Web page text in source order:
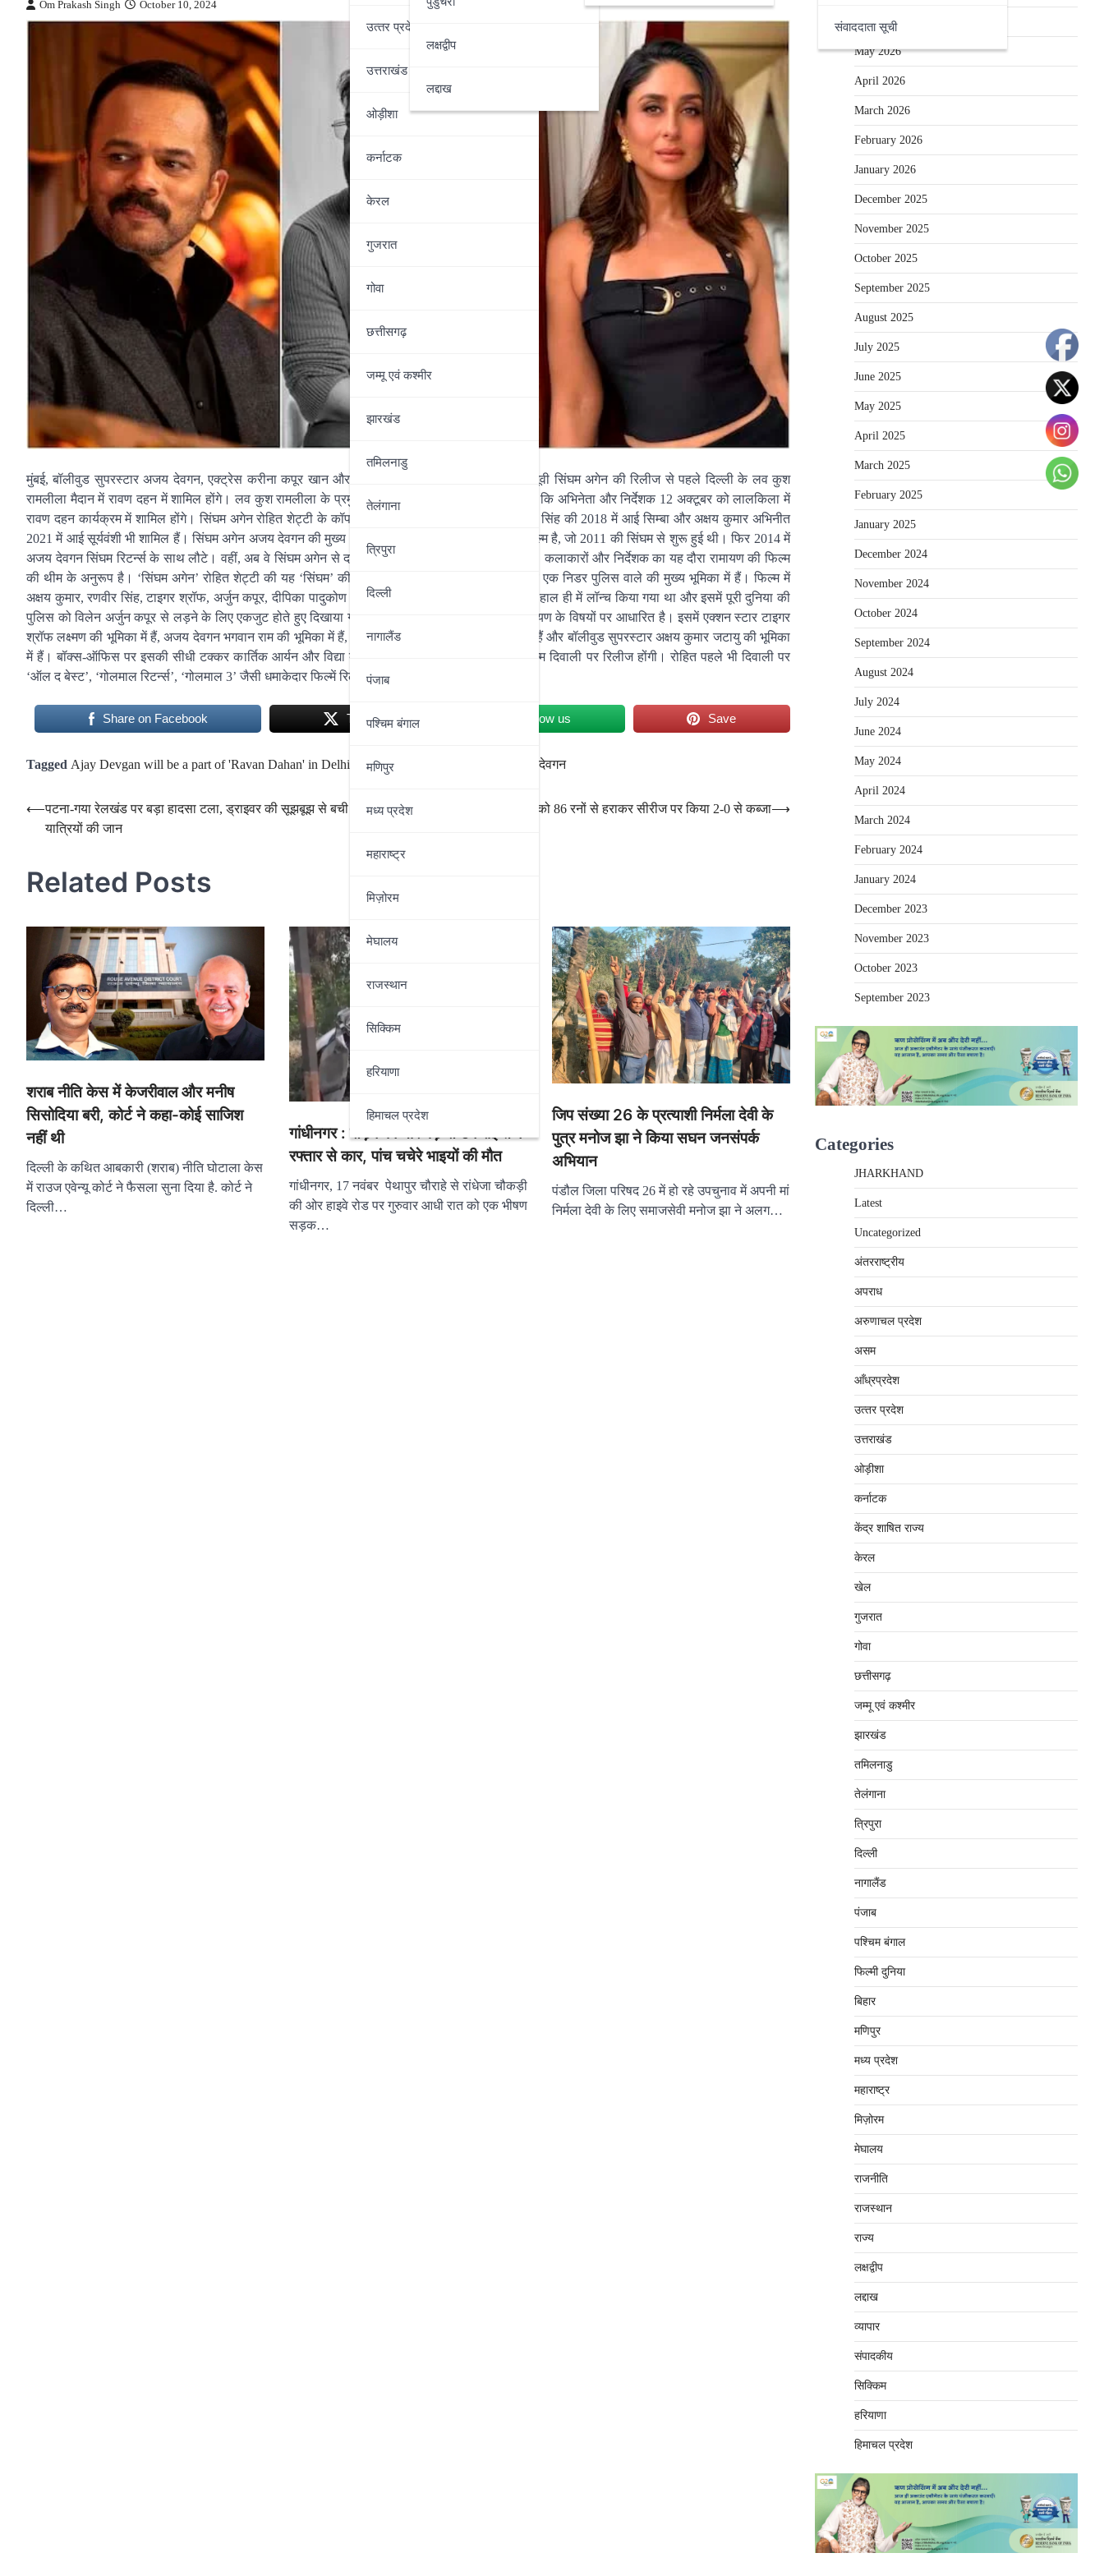
उत्‍तर प्रदेश
उत्तराखंड
ओड़ीशा
कर्नाटक
केरल
गुजरात
गोवा
छत्तीसगढ़
जम्‍मू एवं कश्‍मीर
झारखंड
तमिलनाडु
तेलंगाना
त्रिपुरा
दिल्‍ली
नागालैंड
पंजाब
पश्चिम बंगाल
मणिपुर
मध्‍य प्रदेश
महाराष्‍ट्र
मिज़ोरम
मेघालय
राजस्थान
सिक्किम
हरियाणा
हिमाचल प्रदेश
लक्षद्वीप
लद्दाख
संवाददाता सूची
Om Prakash Singh October 10, 2024
मुंबई, बॉलीवुड सुपरस्टार अजय देवगन, एक्ट्रेस करीना कपूर खान और निर्देशक रोहित शेट्टी अपनी अपकमिंग मूवी सिंघम अगेन की रिलीज से पहले दिल्ली के लव कुश
रामलीला मैदान में रावण दहन में शामिल होंगे। लव कुश रामलीला के प्रमुख अर्जुन कुमार ने आईएएनएस को बताया कि अभिनेता और निर्देशक 12 अक्टूबर को लालकिला में
रावण दहन कार्यक्रम में शामिल होंगे। सिंघम अगेन रोहित शेट्टी के कॉप यूनिवर्स का पांचवां भाग है, जिसमें रणवीर सिंह की 2018 में आई सिम्बा और अक्षय कुमार अभिनीत
2021 में आई सूर्यवंशी भी शामिल हैं। सिंघम अगेन अजय देवगन की मुख्य भूमिका वाली सिंघम सीरीज की तीसरी फिल्म है, जो 2011 की सिंघम से शुरू हुई थी। फिर 2014 में
अजय देवगन सिंघम रिटर्न्स के साथ लौटे। वहीं, अब वे सिंघम अगेन से दर्शकों का मनोरंजन करने के लिए तैयार हैं। कलाकारों और निर्देशक का यह दौरा रामायण की फिल्म
की थीम के अनुरूप है। ‘सिंघम अगेन’ रोहित शेट्टी की यह ‘सिंघम’ की तीसरी सीक्वल फिल्म भी है जिसमें अजय एक निडर पुलिस वाले की मुख्य भूमिका में हैं। फिल्म में
अक्षय कुमार, रणवीर सिंह, टाइगर श्रॉफ, अर्जुन कपूर, दीपिका पादुकोण और जैकी श्रॉफ भी हैं। फिल्म का ट्रेलर हाल ही में लॉन्च किया गया था और इसमें पूरी दुनिया की
पुलिस को विलेन अर्जुन कपूर से लड़ने के लिए एकजुट होते हुए दिखाया गया है। यह फिल्म भारतीय महाकाव्य रामायण के विषयों पर आधारित है। इसमें एक्शन स्टार टाइगर
श्रॉफ लक्ष्मण की भूमिका में हैं, अजय देवगन भगवान राम की भूमिका में हैं, रणवीर सिंह भगवान हनुमान की भूमिका में हैं और बॉलीवुड सुपरस्टार अक्षय कुमार जटायु की भूमिका
में हैं। बॉक्स-ऑफिस पर इसकी सीधी टक्कर कार्तिक आर्यन और विद्या बालन की ‘भूल भुलैया 3’ से है, तीनों फिल्म दिवाली पर रिलीज होंगी। रोहित पहले भी दिवाली पर
‘ऑल द बेस्ट’, ‘गोलमाल रिटर्न्स’, ‘गोलमाल 3’ जैसी धमाकेदार फिल्में रिलीज की हैं।
Share on Facebook Tweet Follow us Save
Tagged Ajay Devgan will be a part of 'Ravan Dahan' in Delhi दिल्ली में 'रावण दहन' शामिल होंगे अजय देवगन
Post
navigation
⟵पटना-गया रेलखंड पर बड़ा हादसा टला, ड्राइवर की सूझबूझ से बची सैकड़ों
यात्रियों की जान
भारत ने बांग्लादेश को 86 रनों से हराकर सीरीज पर किया 2-0 से कब्जा⟶
Related Posts
शराब नीति केस में केजरीवाल और मनीष
सिसोदिया बरी, कोर्ट ने कहा-कोई साजिश
नहीं थी
दिल्ली के कथित आबकारी (शराब) नीति घोटाला केस
में राउज एवेन्यू कोर्ट ने फैसला सुना दिया है. कोर्ट ने
दिल्ली…
गांधीनगर : सड़क किनारे पेड़ से टकराई तेज
रफ्तार से कार, पांच चचेरे भाइयों की मौत
गांधीनगर, 17 नवंबर पेथापुर चौराहे से रांधेजा चौकड़ी
की ओर हाइवे रोड पर गुरुवार आधी रात को एक भीषण
सड़क…
जिप संख्या 26 के प्रत्याशी निर्मला देवी के
पुत्र मनोज झा ने किया सघन जनसंपर्क
अभियान
पंडौल जिला परिषद 26 में हो रहे उपचुनाव में अपनी मां
निर्मला देवी के लिए समाजसेवी मनोज झा ने अलग…
June 2026
May 2026
April 2026
March 2026
February 2026
January 2026
December 2025
November 2025
October 2025
September 2025
August 2025
July 2025
June 2025
May 2025
April 2025
March 2025
February 2025
January 2025
December 2024
November 2024
October 2024
September 2024
August 2024
July 2024
June 2024
May 2024
April 2024
March 2024
February 2024
January 2024
December 2023
November 2023
October 2023
September 2023
Categories
JHARKHAND
Latest
Uncategorized
अंतरराष्‍ट्रीय
अपराध
अरुणाचल प्रदेश
असम
आँध्रप्रदेश
उत्‍तर प्रदेश
उत्तराखंड
ओड़ीशा
कर्नाटक
केंद्र शाषित राज्य
केरल
खेल
गुजरात
गोवा
छत्तीसगढ़
जम्‍मू एवं कश्‍मीर
झारखंड
तमिलनाडु
तेलंगाना
त्रिपुरा
दिल्‍ली
नागालैंड
पंजाब
पश्चिम बंगाल
फिल्मी दुनिया
बिहार
मणिपुर
मध्‍य प्रदेश
महाराष्‍ट्र
मिज़ोरम
मेघालय
राजनीति
राजस्थान
राज्य
लक्षद्वीप
लद्दाख
व्यापार
संपादकीय
सिक्किम
हरियाणा
हिमाचल प्रदेश